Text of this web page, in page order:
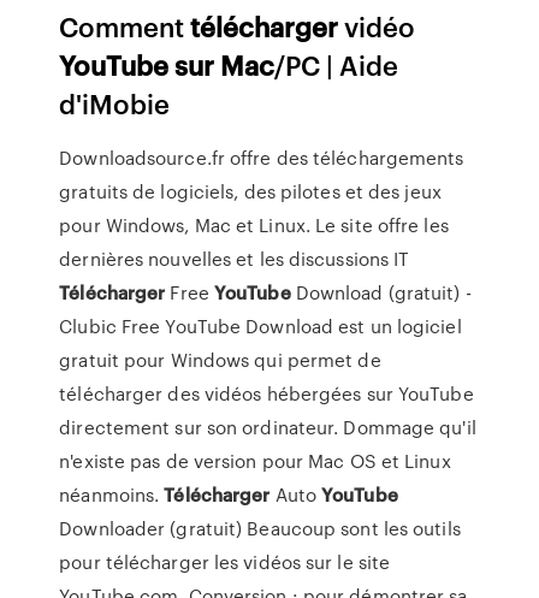
Commenttéléchargervidéo
YouTubesur Mac/PC | Aide
d'iMobie
Downloadsource.fr offre des téléchargements
gratuits de logiciels, des pilotes et des jeux
pour Windows, Mac et Linux. Le site offre les
dernières nouvelles et les discussions IT
Télécharger Free YouTubeDownload (gratuit) -
Clubic Free YouTube Download est un logiciel
gratuit pour Windows qui permet de
télécharger des vidéos hébergées sur YouTube
directement sur son ordinateur. Dommage qu'il
n'existe pas de version pour Mac OS et Linux
néanmoins.Télécharger AutoYouTube
Downloader (gratuit) Beaucoup sont les outils
pour télécharger les vidéos sur le site